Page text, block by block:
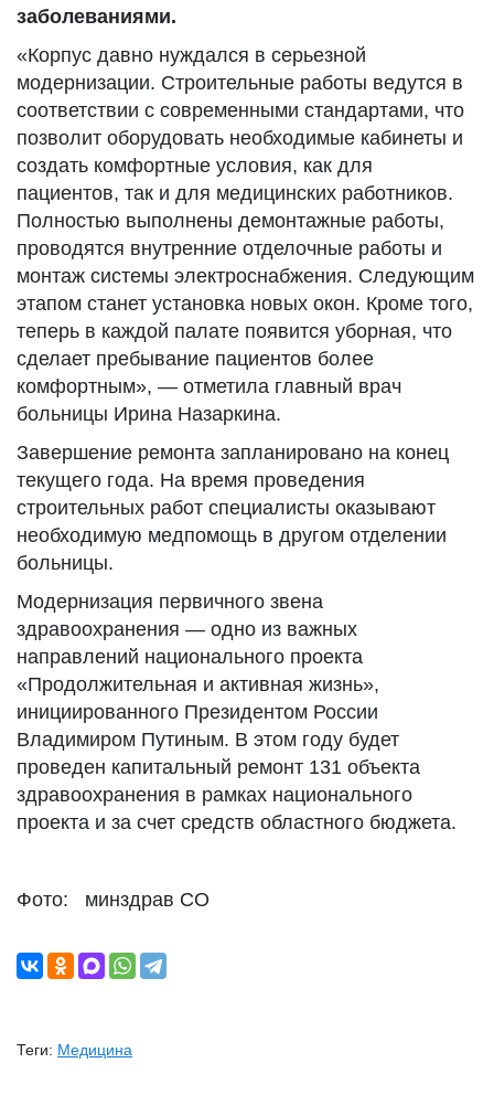
заболеваниями.
«Корпус давно нуждался в серьезной
модернизации. Строительные работы ведутся в
соответствии с современными стандартами, что
позволит оборудовать необходимые кабинеты и
создать комфортные условия, как для
пациентов, так и для медицинских работников.
Полностью выполнены демонтажные работы,
проводятся внутренние отделочные работы и
монтаж системы электроснабжения. Следующим
этапом станет установка новых окон. Кроме того,
теперь в каждой палате появится уборная, что
сделает пребывание пациентов более
комфортным», — отметила главный врач
больницы Ирина Назаркина.
Завершение ремонта запланировано на конец
текущего года. На время проведения
строительных работ специалисты оказывают
необходимую медпомощь в другом отделении
больницы.
Модернизация первичного звена
здравоохранения — одно из важных
направлений национального проекта
«Продолжительная и активная жизнь»,
инициированного Президентом России
Владимиром Путиным. В этом году будет
проведен капитальный ремонт 131 объекта
здравоохранения в рамках национального
проекта и за счет средств областного бюджета.
Фото: минздрав СО
Теги: Медицина